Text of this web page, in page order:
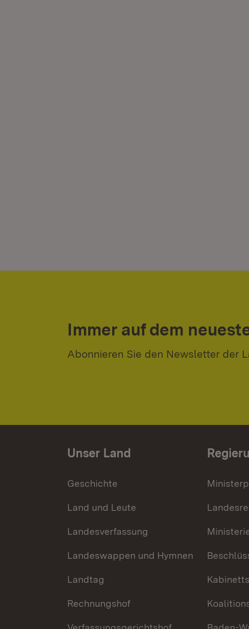
Immer auf dem
Abonnieren Sie den Newsletter der
Unser Land
Geschichte
Land und Leute
Landesverfassung
Landeswappen und Hymnen
Landtag
Rechnungshof